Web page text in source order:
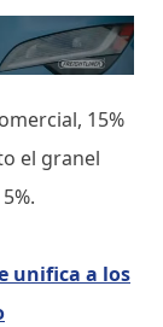
15%
el granel
unifica a los